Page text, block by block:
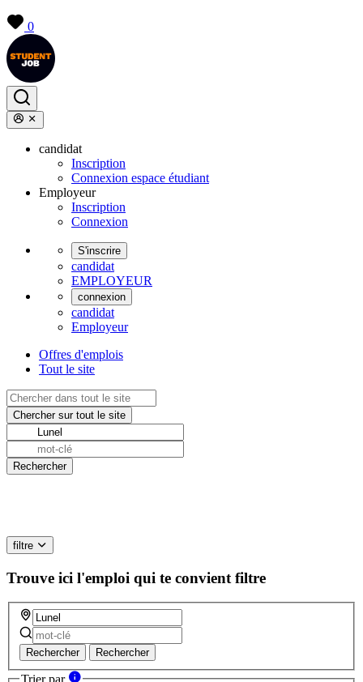
0
candidat
Inscription
Connexion espace étudiant
Employeur
Inscription
Connexion
S'inscrire
candidat
EMPLOYEUR
connexion
candidat
Employeur
Offres d'emplois
Tout le site
filtre
Trouve ici l'emploi qui te convient filtre
Rechercher Rechercher
Trier par